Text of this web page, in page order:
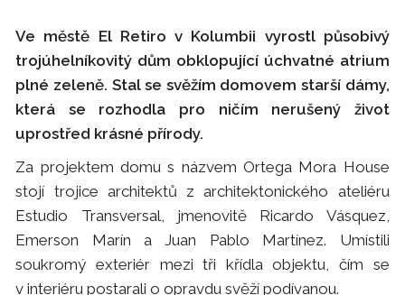
Ve městě El Retiro v Kolumbii vyrostl působivý
trojúhelníkovitý dům obklopující úchvatné atrium
plné zeleně. Stal se svěžím domovem starší dámy,
která se rozhodla pro ničím nerušený život
uprostřed krásné přírody.
Za projektem domu s názvem Ortega Mora House
stojí trojice architektů z architektonického ateliéru
Estudio Transversal, jmenovitě Ricardo Vásquez,
Emerson Marín a Juan Pablo Martínez. Umístili
soukromý exteriér mezi tři křídla objektu, čím se
v interiéru postarali o opravdu svěží podívanou.